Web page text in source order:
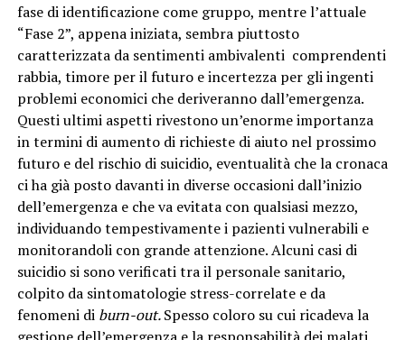
fase di identificazione come gruppo, mentre l’attuale
“Fase 2”, appena iniziata, sembra piuttosto
caratterizzata da sentimenti ambivalenti comprendenti
rabbia, timore per il futuro e incertezza per gli ingenti
problemi economici che deriveranno dall’emergenza.
Questi ultimi aspetti rivestono un’enorme importanza
in termini di aumento di richieste di aiuto nel prossimo
futuro e del rischio di suicidio, eventualità che la cronaca
ci ha già posto davanti in diverse occasioni dall’inizio
dell’emergenza e che va evitata con qualsiasi mezzo,
individuando tempestivamente i pazienti vulnerabili e
monitorandoli con grande attenzione. Alcuni casi di
suicidio si sono verificati tra il personale sanitario,
colpito da sintomatologie stress-correlate e da
fenomeni di burn-out.Spesso coloro su cui ricadeva la